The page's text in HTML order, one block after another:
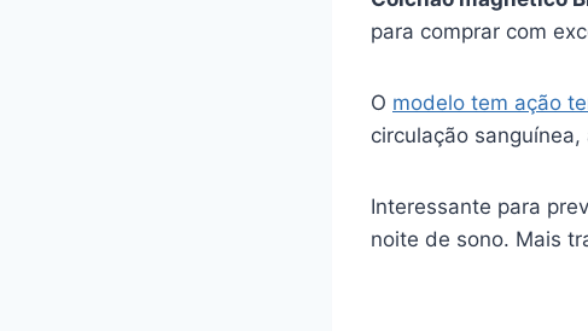
para comprar com
O modelo tem ação
circulação
Interessante para
noite de sono. Mais